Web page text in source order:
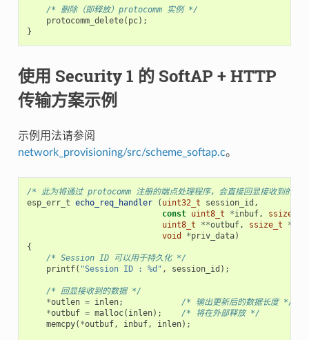
/* 删除（即释放）protocomm 实例 */
protocomm_delete( pc);
}
使用 Security 1 的 SoftAP + HTTP
传输方案示例
示例用法请参阅
network_provisioning/src/scheme_softap.c。
/* 此为将通过 protocomm 注册的端点处理程序，会直接回显接收到的数
esp_err_t echo_req_handler ( uint32_t session_id ,
const uint8_t *inbuf, ssize_t
uint8_t
**outbuf, ssize_t *
void
*priv_data)
{
/* Session ID 可以用于持久化 */
printf( "Session ID : %d" , session_id );
/* 回显接收到的数据 */
*outlen = inlen;
/* 输出更新后的数据长度 */
*outbuf = malloc( inlen);
/* 将在外部释放 */
memcpy( *outbuf, inbuf, inlen);